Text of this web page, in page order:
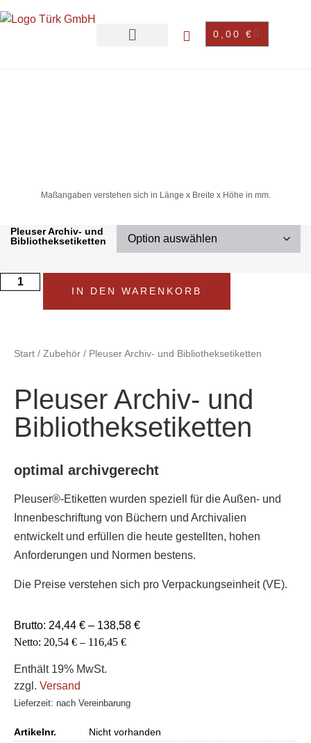
0,00 €
Maßangaben verstehen sich in Länge x Breite x Höhe in mm.
Pleuser Archiv- und
Bibliotheksetiketten
IN DEN WARENKORB
Start / Zubehör / Pleuser Archiv- und Bibliotheksetiketten
Pleuser Archiv- und
Bibliotheksetiketten
optimal archivgerecht
Pleuser®-Etiketten wurden speziell für die Außen- und
Innenbeschriftung von Büchern und Archivalien
entwickelt und erfüllen die heute gestellten, hohen
Anforderungen und Normen bestens.
Die Preise verstehen sich pro Verpackungseinheit (VE).
Brutto: 24,44 € – 138,58 €
Netto: 20,54 € – 116,45 €
Enthält 19% MwSt.
zzgl. Versand
Lieferzeit: nach Vereinbarung
Artikelnr.
Nicht vorhanden